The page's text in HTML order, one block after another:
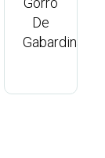
De
Gabardina